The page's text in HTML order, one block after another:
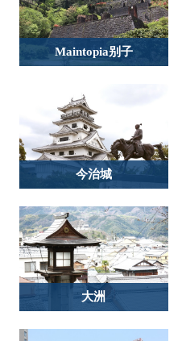
Maintopia别子
今治城
大洲